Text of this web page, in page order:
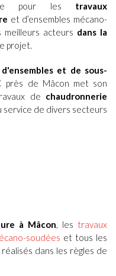
pour les travaux
et d’ensembles mécano-
acteurs dans la
projet.
et de sous-
près de Mâcon met son
de chaudronnerie
service de divers secteurs
à Mâcon , les travaux
soudées et tous les
dans les règles de